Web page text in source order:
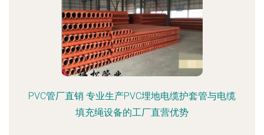
PVC管厂直销 专业生产PVC埋地电缆护套管与电缆
填充绳设备的工厂直营优势